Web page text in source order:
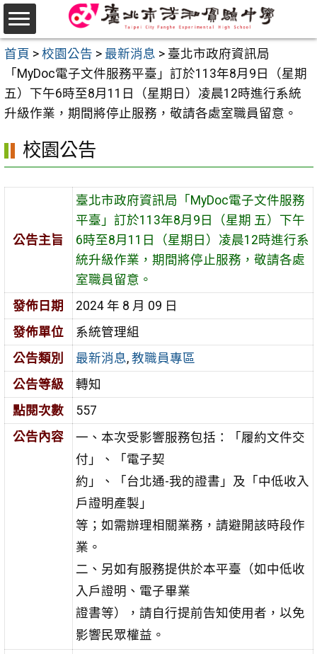
跳
至
主
內
容
首頁 > 校園公告 > 最新消息 > 臺北市政府資訊局
「MyDoc電子文件服務平臺」訂於113年8月9日（星期
五）下午6時至8月11日（星期日）凌晨12時進行系統
升級作業，期間將停止服務，敬請各處室職員留意。
校園公告
公告主旨
臺北市政府資訊局「MyDoc電子文件服務
平臺」訂於113年8月9日（星期 五）下午
6時至8月11日（星期日）凌晨12時進行系
統升級作業，期間將停止服務，敬請各處
室職員留意。
發佈日期
2024 年 8 月 09 日
發佈單位
系統管理組
公告類別
最新消息, 教職員專區
公告等級
轉知
點閱次數
557
公告內容
一、本次受影響服務包括：「履約文件交
付」、「電子契
約」、「台北通-我的證書」及「中低收入
戶證明產製」
等；如需辦理相關業務，請避開該時段作
業。
二、另如有服務提供於本平臺（如中低收
入戶證明、電子畢業
證書等），請自行提前告知使用者，以免
影響民眾權益。
選
單